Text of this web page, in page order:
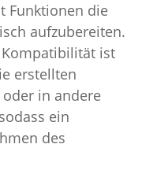
Funktionen die
aufzubereiten.
ist
erstellten
in andere
ein
des